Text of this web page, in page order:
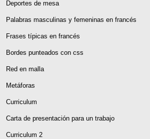
Deportes de mesa
Palabras masculinas y femeninas en francés
Frases típicas en francés
Bordes punteados con css
Red en malla
Metáforas
Curriculum
Carta de presentación para un trabajo
Curriculum 2